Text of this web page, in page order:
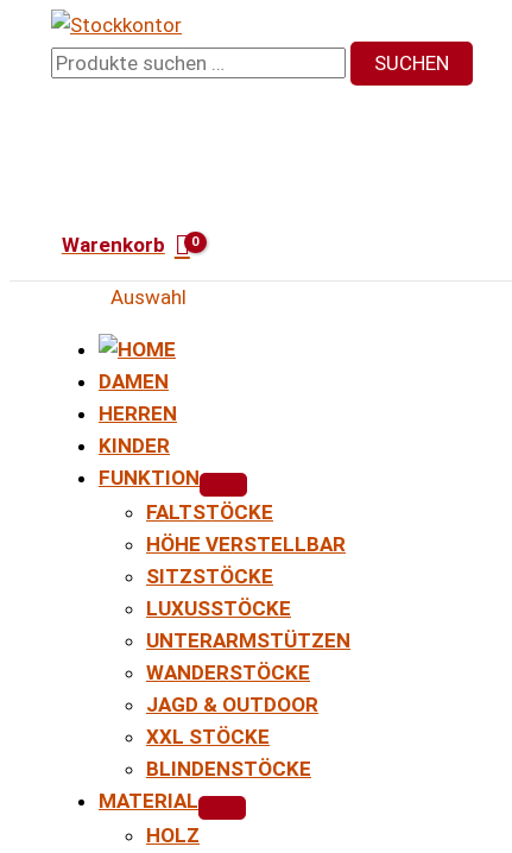
InhaltSuchen
SUCHEN
Warenkorb
Auswahl
DAMEN
HERREN
KINDER
FUNKTION
FALTSTÖCKE
HÖHE VERSTELLBAR
SITZSTÖCKE
LUXUSSTÖCKE
UNTERARMSTÜTZEN
WANDERSTÖCKE
JAGD & OUTDOOR
XXL STÖCKE
BLINDENSTÖCKE
MATERIAL
HOLZ